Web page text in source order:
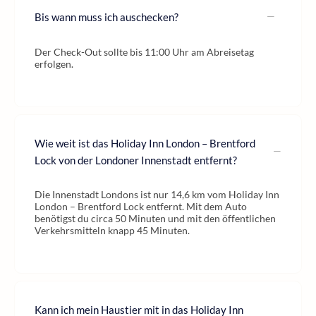
Bis wann muss ich auschecken?
Der Check-Out sollte bis 11:00 Uhr am Abreisetag
erfolgen.
Wie weit ist das Holiday Inn London – Brentford
Lock von der Londoner Innenstadt entfernt?
Die Innenstadt Londons ist nur 14,6 km vom Holiday Inn
London – Brentford Lock entfernt. Mit dem Auto
benötigst du circa 50 Minuten und mit den öffentlichen
Verkehrsmitteln knapp 45 Minuten.
Kann ich mein Haustier mit in das Holiday Inn